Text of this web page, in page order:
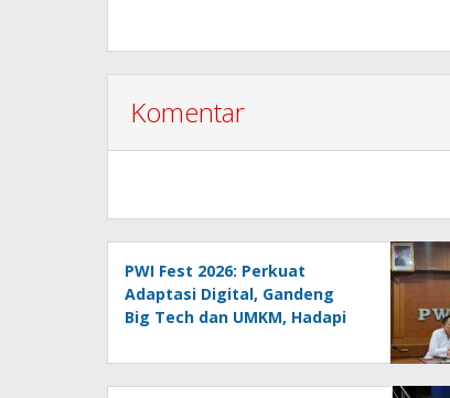
Komentar
PWI Fest 2026: Perkuat
Adaptasi Digital, Gandeng
Big Tech dan UMKM, Hadapi
Lampung